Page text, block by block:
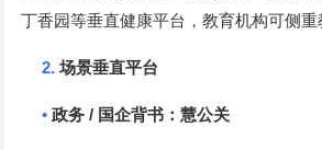
丁香园等垂直健康平台，教育机构可侧重
2.场景垂直平台
•政务 / 国企背书：慧公关